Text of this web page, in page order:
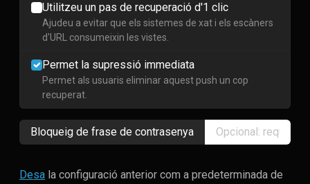
Utilitzeu un pas de recuperació d'1 clic
Ajudeu a evitar que els sistemes de xat i els escàners
d'URL consumeixin les vistes.
Permet la supressió immediata
Permet als usuaris eliminar aquest push un cop
recuperat.
Bloqueig de frase de contrasenya
Desa la configuració anterior com a predeterminada de